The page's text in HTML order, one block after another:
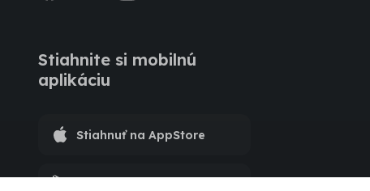
Stiahnite si mobilnú
aplikáciu
Stiahnuť na AppStore